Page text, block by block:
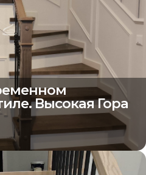
Высокая Гора